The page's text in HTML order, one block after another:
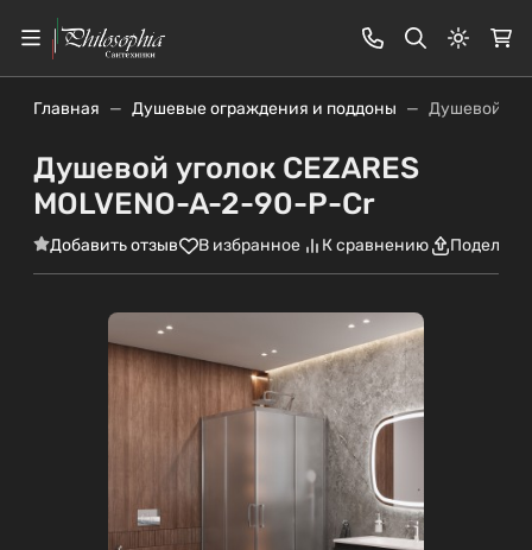
Главная Душевые ограждения и поддоны Душевой
Душевой уголок CEZARES
MOLVENO-A-2-90-P-Cr
Добавить отзыв В избранное К сравнению